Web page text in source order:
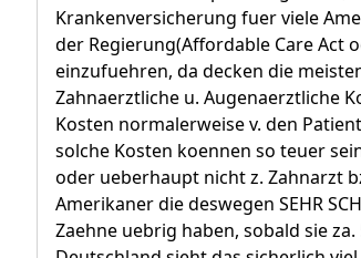
Krankenversicherung fuer viele
der Regierung(Affordable Care Act
einzufuehren, da decken die
Zahnaerztliche u. Augenaerztliche
Kosten normalerweise v. den
solche Kosten koennen so teuer
oder ueberhaupt nicht z. Zahnarzt
Amerikaner die deswegen SEHR
Zaehne uebrig haben, sobald sie